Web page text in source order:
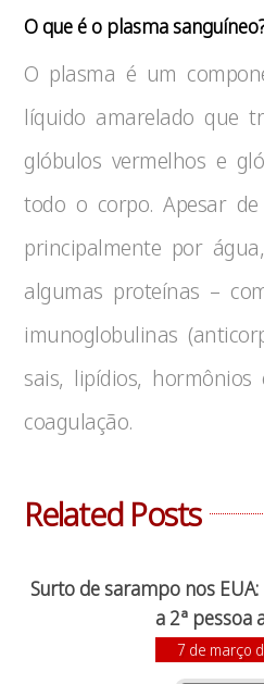
O que é o plasma
O plasma é um
líquido amarelado que
glóbulos vermelhos e
todo o corpo. Apesar
principalmente por
algumas proteínas –
imunoglobulinas
sais, lipídios,
coagulação.
Related Posts
Surto de sarampo nos
a 2ª pessoa
7 de março